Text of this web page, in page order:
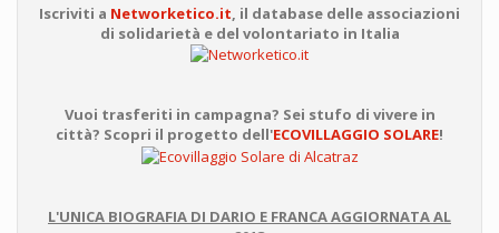
Iscriviti a Networketico.it , il database delle associazioni
di solidarietà e del volontariato in Italia
Vuoi trasferiti in campagna? Sei stufo di vivere in
città? Scopri il progetto dell'ECOVILLAGGIO SOLARE!
L'UNICA BIOGRAFIA DI DARIO E FRANCA AGGIORNATA AL